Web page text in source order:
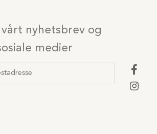
nyhetsbrev og
medier